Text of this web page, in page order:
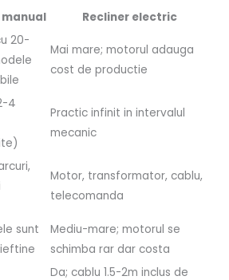
manual Recliner electric
20-
Mai mare; motorul adauga
cost de productie
4
Practic infinit in intervalul
mecanic
Motor, transformator, cablu,
telecomanda
sunt
Mediu-mare; motorul se
schimba rar dar costa
Da; cablu 1.5-2m inclus de